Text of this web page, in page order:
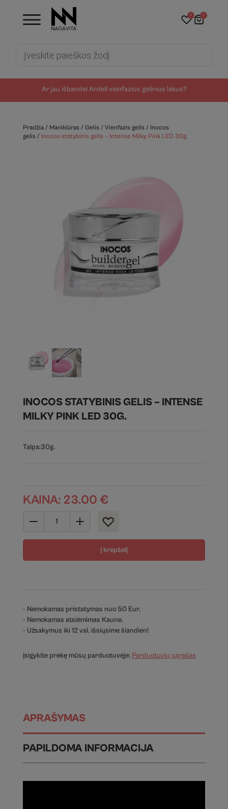
Ar jau išbandei Ardell vienfazius gelinius lakus?
0 0
Pradžia/ Manikiūras/ Gelis/ Vienfazis gelis/ Inocos
gelis/ Inocos statybinis gelis – Intense Milky Pink LED 30g.
INOCOS STATYBINIS GELIS – INTENSE
MILKY PINK LED 30G.
Talpa:30g.
KAINA: 23.00 €
Į krepšelį
- Nemokamas pristatymas nuo 50 Eur.
- Nemokamas atsiėmimas Kaune.
- Užsakymus iki 12 val. išsiųsime šiandien!
Įsigykite prekę mūsų parduotuvėje: Parduotuvių sąrašas
APRAŠYMAS
PAPILDOMA INFORMACIJA